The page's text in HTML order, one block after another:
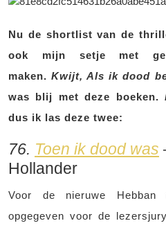
Nu de shortlist van de
ook mijn setje met
maken.Kwijt, Als ik dood
was blij met deze boeken.
dus ik las deze twee:
76. Toen ik dood was
Hollander
Voor de nieruwe
opgegeven voor de